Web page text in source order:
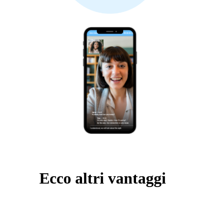
Ecco altri vantaggi